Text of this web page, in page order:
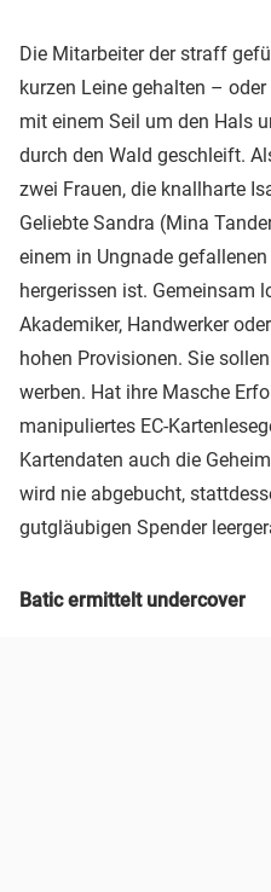
Die Mitarbeiter der straff
kurzen Leine gehalten –
mit einem Seil um den Hals
durch den Wald geschleift.
zwei Frauen, die knallharte
Geliebte Sandra (Mina
einem in Ungnade
hergerissen ist. Gemeinsam
Akademiker, Handwerker
hohen Provisionen. Sie
werben. Hat ihre Masche
manipuliertes EC-
Kartendaten auch die
wird nie abgebucht,
gutgläubigen Spender
Batic ermittelt undercover